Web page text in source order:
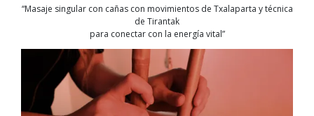
“Masaje singular con cañas con movimientos de Txalaparta y técnica
de Tirantak
para conectar con la energía vital”